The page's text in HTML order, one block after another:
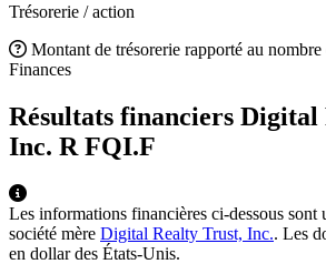
Trésorerie / action
Montant de trésorerie rapporté au nombre
Finances
Résultats financiers
Inc. R FQI.F
Les informations financières ci-dessous sont
société mère Digital Realty Trust, Inc.. Les
en dollar des États-Unis.